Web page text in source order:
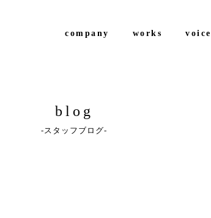
company works voice
blog
スタッフブログ